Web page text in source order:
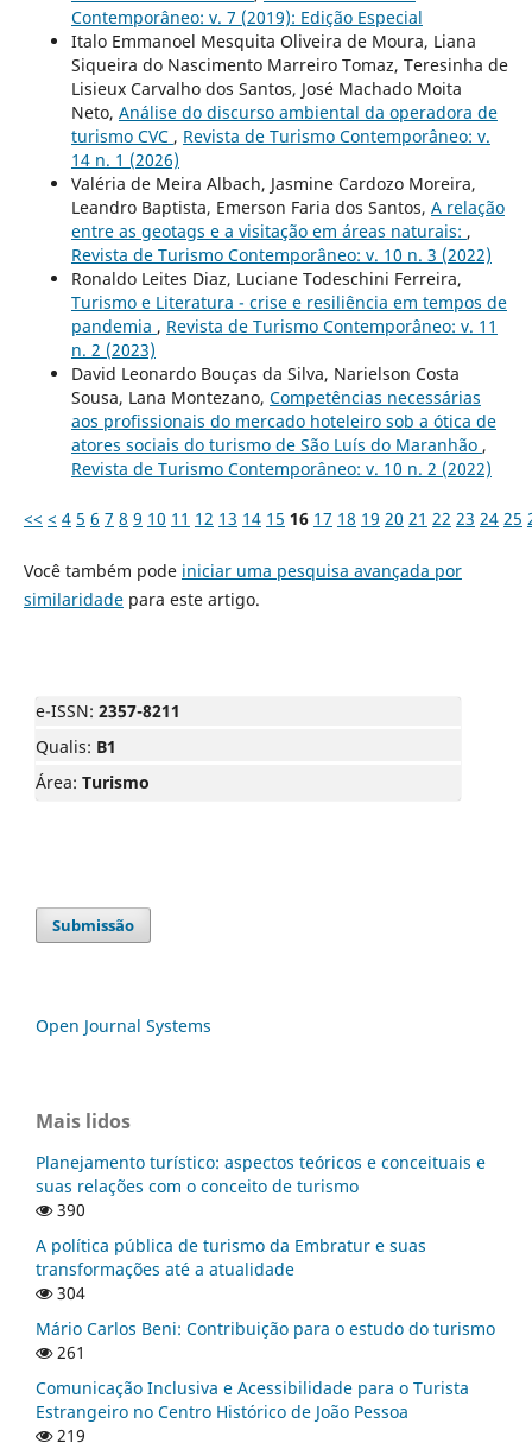
Contemporâneo: v. 7 (2019): Edição Especial
Italo Emmanoel Mesquita Oliveira de Moura, Liana
Siqueira do Nascimento Marreiro Tomaz, Teresinha de
Lisieux Carvalho dos Santos, José Machado Moita
Neto, Análise do discurso ambiental da operadora de
turismo CVC , Revista de Turismo Contemporâneo: v.
14 n. 1 (2026)
Valéria de Meira Albach, Jasmine Cardozo Moreira,
Leandro Baptista, Emerson Faria dos Santos, A relação
entre as geotags e a visitação em áreas naturais: ,
Revista de Turismo Contemporâneo: v. 10 n. 3 (2022)
Ronaldo Leites Diaz, Luciane Todeschini Ferreira,
Turismo e Literatura - crise e resiliência em tempos de
pandemia , Revista de Turismo Contemporâneo: v. 11
n. 2 (2023)
David Leonardo Bouças da Silva, Narielson Costa
Sousa, Lana Montezano, Competências necessárias
aos profissionais do mercado hoteleiro sob a ótica de
atores sociais do turismo de São Luís do Maranhão ,
Revista de Turismo Contemporâneo: v. 10 n. 2 (2022)
<< < 4 5 6 7 8 9 10 11 12 13 14 15 16 17 18 19 20 21 22 23 24 25
Você também pode iniciar uma pesquisa avançada por
similaridadepara este artigo.
e-ISSN: 2357-8211
Qualis: B1
Área: Turismo
Submissão
Open Journal Systems
Mais lidos
Planejamento turístico: aspectos teóricos e conceituais e
suas relações com o conceito de turismo
390
A política pública de turismo da Embratur e suas
transformações até a atualidade
304
Mário Carlos Beni: Contribuição para o estudo do turismo
261
Comunicação Inclusiva e Acessibilidade para o Turista
Estrangeiro no Centro Histórico de João Pessoa
219